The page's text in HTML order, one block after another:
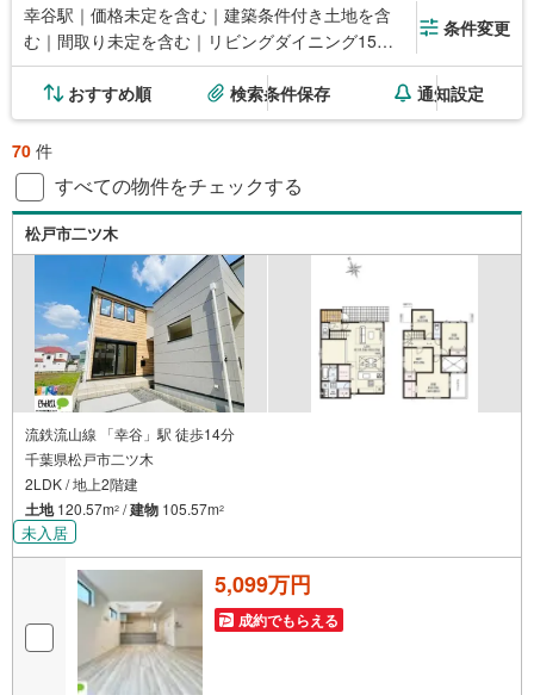
幸谷駅｜価格未定を含む｜建築条件付き土地を含
む｜間取り未定を含む｜リビングダイニング15畳
以上
条件変更
おすすめ順 検索条件保存 通知設定
70 件
すべての物件をチェックする
松戸市二ツ木
流鉄流山線 「幸谷」駅 徒歩14分
千葉県松戸市二ツ木
2LDK / 地上2階建
土地120.57m2 /建物 105.57m2
未入居
5,099万円
成約でもらえる